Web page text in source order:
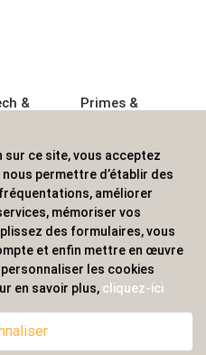
&
Primes &
Boisson
Textile &
Casquette
Accessoires de
pour les
nationale, une
sur ce site, vous acceptez
permettre d’établir des
améliorer
mémoriser vos
des formulaires, vous
et enfin mettre en œuvre
les cookies
en savoir plus, cliquez-ici